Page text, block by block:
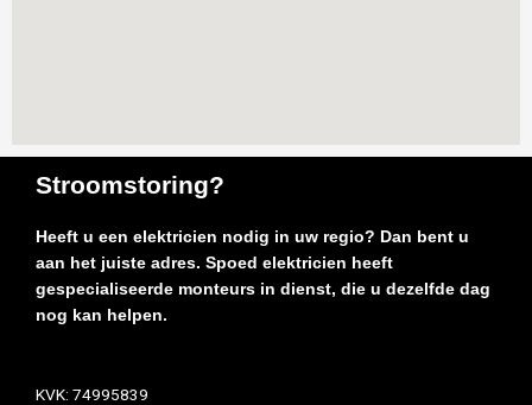
Stroomstoring?
Heeft u een elektricien nodig in uw regio? Dan bent u
aan het juiste adres. Spoed elektricien heeft
gespecialiseerde monteurs in dienst, die u dezelfde dag
nog kan helpen.
KVK: 74995839